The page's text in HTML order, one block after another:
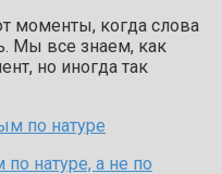
моменты, когда слова
Мы все знаем, как
но иногда так
натуре, а не по